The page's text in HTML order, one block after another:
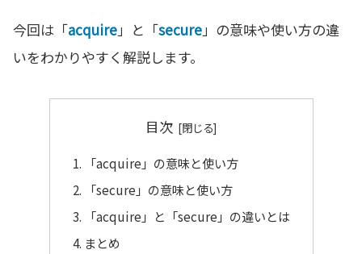
今回は「acquire」と「secure」の意味や使い方の違
いをわかりやすく解説します。
目次
「acquire」の意味と使い方
「secure」の意味と使い方
「acquire」と「secure」の違いとは
まとめ